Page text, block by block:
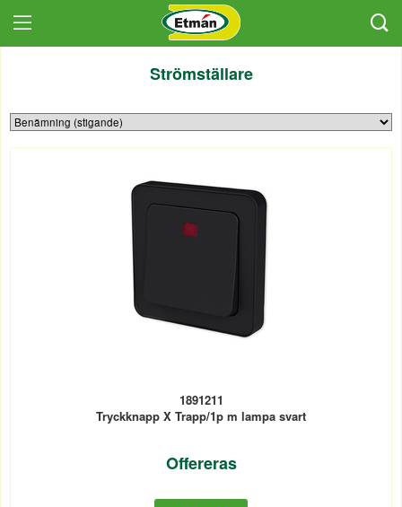
Strömställare
1891211
Tryckknapp X Trapp/1p m lampa svart
Offereras